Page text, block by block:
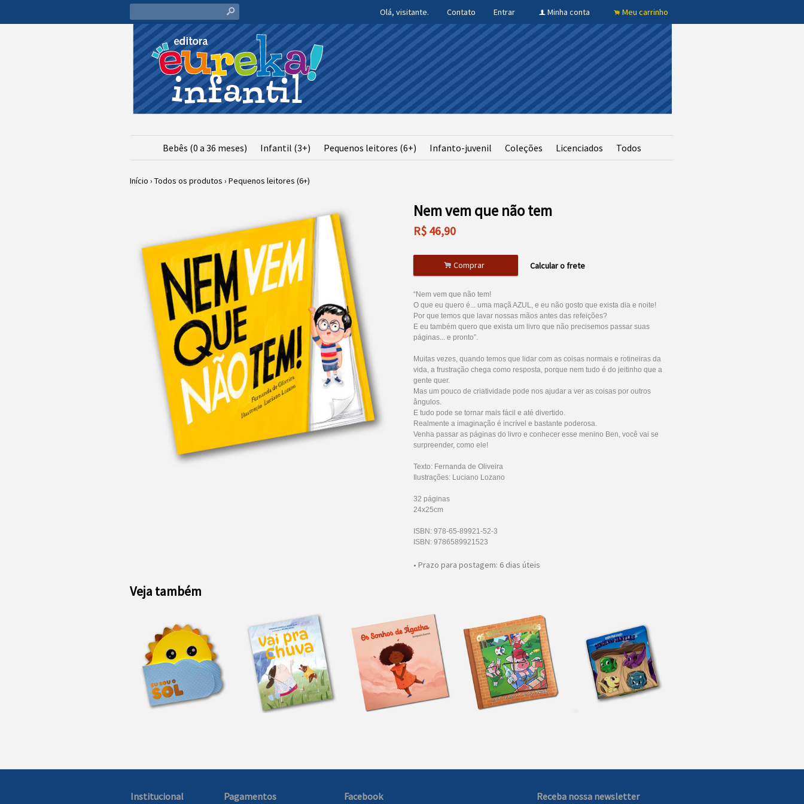
s Olá, visitante. Contato Entrar f Minha conta . Meu carrinho
Bebês (0 a 36 meses) Infantil (3+) Pequenos leitores (6+) Infanto-juvenil Coleções Licenciados Todos
Início › Todos os produtos › Pequenos leitores (6+)
Nem vem que não tem
R$ 46,90
. Comprar Calcular o frete
“Nem vem que não tem!
O que eu quero é... uma maçã AZUL, e eu não gosto que exista dia e noite!
Por que temos que lavar nossas mãos antes das refeições?
E eu também quero que exista um livro que não precisemos passar suas
páginas... e pronto”.
Muitas vezes, quando temos que lidar com as coisas normais e rotineiras da
vida, a frustração chega como resposta, porque nem tudo é do jeitinho que a
gente quer.
Mas um pouco de criatividade pode nos ajudar a ver as coisas por outros
ângulos.
E tudo pode se tornar mais fácil e até divertido.
Realmente a imaginação é incrível e bastante poderosa.
Venha passar as páginas do livro e conhecer esse menino Ben, você vai se
surpreender, como ele!
Texto: Fernanda de Oliveira
Ilustrações: Luciano Lozano
32 páginas
24x25cm
ISBN: 978-65-89921-52-3
ISBN: 9786589921523
• Prazo para postagem: 6 dias úteis
Veja também
Institucional Pagamentos Facebook Receba nossa newsletter